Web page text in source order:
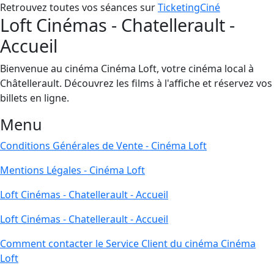
Retrouvez toutes vos séances surTicketingCiné
Loft Cinémas - Chatellerault -
Accueil
Bienvenue au cinéma Cinéma Loft, votre cinéma local à
Châtellerault. Découvrez les films à l'affiche et réservez vos
billets en ligne.
Menu
Conditions Générales de Vente - Cinéma Loft
Mentions Légales - Cinéma Loft
Loft Cinémas - Chatellerault - Accueil
Loft Cinémas - Chatellerault - Accueil
Comment contacter le Service Client du cinéma Cinéma
Loft